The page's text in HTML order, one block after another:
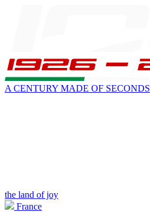
A CENTURY MADE OF SECONDS
the land of joy
France